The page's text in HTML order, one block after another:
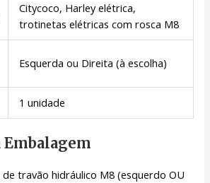
Citycoco, Harley elétrica,
trotinetas elétricas com rosca M8
Esquerda ou Direita (à escolha)
1 unidade
Embalagem
de travão hidráulico M8 (esquerdo OU